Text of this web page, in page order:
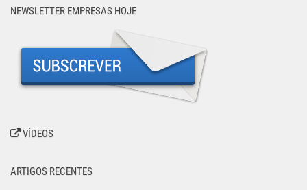
NEWSLETTER EMPRESAS HOJE
VÍDEOS
ARTIGOS RECENTES